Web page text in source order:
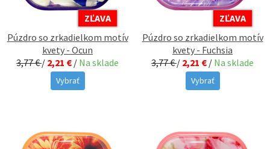
ZĽAVA
Púzdro so zrkadielkom motív
kvety - Ocun
3,77 €/ 2,21 € / Na sklade
Vybrať
ZĽAVA
Púzdro so zrkadielkom motív
kvety - Fuchsia
3,77 €/ 2,21 € / Na sklade
Vybrať